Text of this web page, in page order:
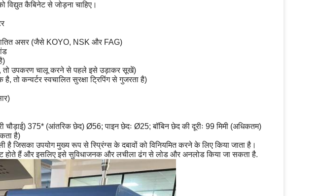
विद्युत कैबिनेट से जोड़ना चाहिए।
असर (जैसे KOYO, NSK और FAG)
तो उपकरण चालू करने से पहले इसे उड़ाकर सूखें)
तो कन्वर्टर स्वचालित सुरक्षा ट्रिपिंग से गुजरता है)
चौड़ाई) 375* (आंतरिक छेद) Ø56; पाइन छेदः Ø25; बॉबिन छेद की दूरीः 99 मिमी (अधिकतम)
है)
है जिसका उपयोग मुख्य रूप से स्प्रिंग्स के दबावों को विनियमित करने के लिए किया जाता है।
होते हैं और इसलिए इसे सुविधाजनक और लचीला ढंग से लोड और अनलोड किया जा सकता है.